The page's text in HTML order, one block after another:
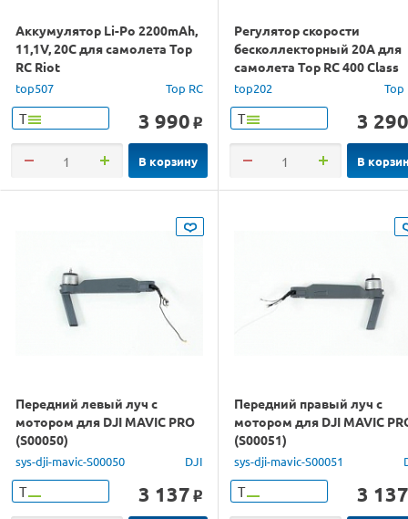
Аккумулятор Li-Po 2200mAh,
11,1V, 20C для самолета Top
RC Riot
top507 Top RC
Т 3 990 o
В корзину
Регулятор скорости
бесколлекторный 20A для
самолета Top RC 400 Class
Cessna 182
top202 Top
Т 3 290
В
Передний левый луч с
мотором для DJI MAVIC PRO
(S00050)
sys-dji-mavic-S00050 DJI
Т 3 137 o
Передний правый луч с
мотором для DJI MAVIC
(S00051)
sys-dji-mavic-S00051
Т 3 137